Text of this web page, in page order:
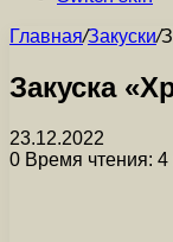
Главная/Закуски/
Закуска
23.12.2022
0 Время чтения: 4